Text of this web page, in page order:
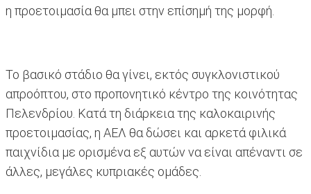
η προετοιμασία θα μπει στην επίσημή της μορφή.
Το βασικό στάδιο θα γίνει, εκτός συγκλονιστικού
απροόπτου, στο προπονητικό κέντρο της κοινότητας
Πελενδρίου. Κατά τη διάρκεια της καλοκαιρινής
προετοιμασίας, η ΑΕΛ θα δώσει και αρκετά φιλικά
παιχνίδια με ορισμένα εξ αυτών να είναι απέναντι σε
άλλες, μεγάλες κυπριακές ομάδες.